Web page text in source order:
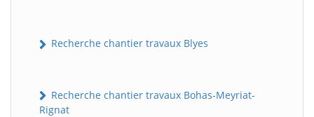
Recherche chantier travaux Blyes
Recherche chantier travaux Bohas-Meyriat-
Rignat